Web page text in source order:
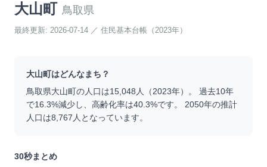
大山町 鳥取県
最終更新: 2026-07-14 ／ 住民基本台帳（2023年）
大山町はどんなまち？
鳥取県大山町の人口は15,048 人（2023年）。 過去10年
で16.3%減少し、高齢化率は40.3%です。 2050年の推計
人口は8,767 人となっています。
30秒まとめ